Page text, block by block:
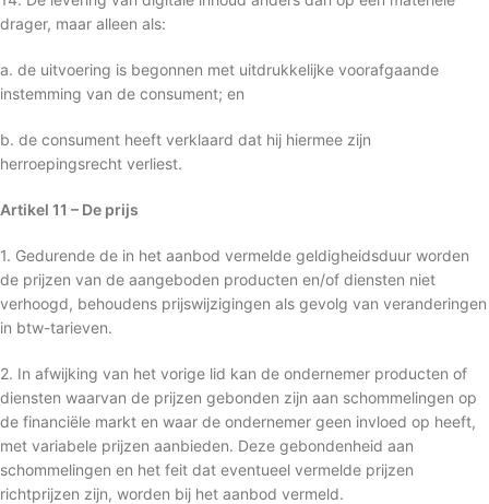
drager, maar alleen als:
a. de uitvoering is begonnen met uitdrukkelijke voorafgaande
instemming van de consument; en
b. de consument heeft verklaard dat hij hiermee zijn
herroepingsrecht verliest.
Artikel 11 – De prijs
1. Gedurende de in het aanbod vermelde geldigheidsduur worden
de prijzen van de aangeboden producten en/of diensten niet
verhoogd, behoudens prijswijzigingen als gevolg van veranderingen
in btw-tarieven.
2. In afwijking van het vorige lid kan de ondernemer producten of
diensten waarvan de prijzen gebonden zijn aan schommelingen op
de financiële markt en waar de ondernemer geen invloed op heeft,
met variabele prijzen aanbieden. Deze gebondenheid aan
schommelingen en het feit dat eventueel vermelde prijzen
richtprijzen zijn, worden bij het aanbod vermeld.